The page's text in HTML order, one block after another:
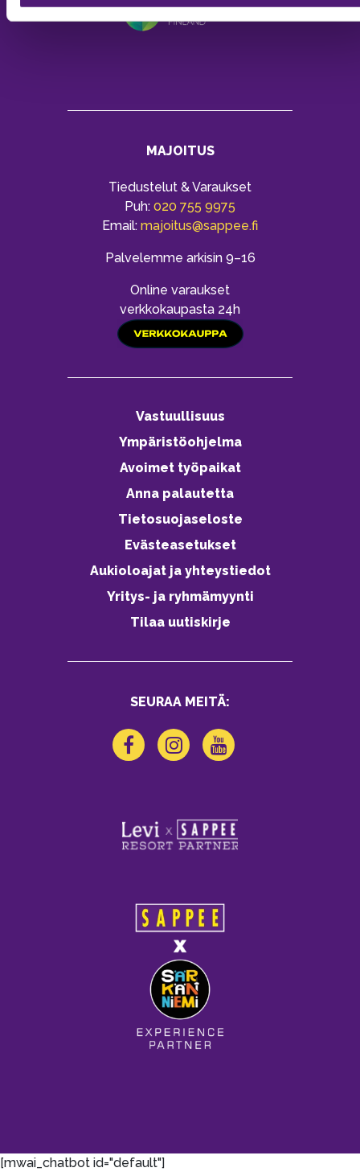
MAJOITUS
Tiedustelut & Varaukset
Puh: 020 755 9975
Email: majoitus@sappee.fi
Palvelemme arkisin 9–16
Online varaukset
verkkokaupasta 24h
Vastuullisuus
Ympäristöohjelma
Avoimet työpaikat
Anna palautetta
Tietosuojaseloste
Evästeasetukset
Aukioloajat ja yhteystiedot
Yritys- ja ryhmämyynti
Tilaa uutiskirje
SEURAA MEITÄ:
[mwai_chatbot id="default"]